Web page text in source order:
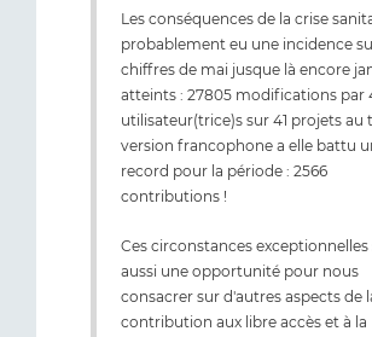
Les conséquences de la crise
probablement eu une incidence
chiffres de mai jusque là encore
atteints : 27805 modifications par
utilisateur(trice)s sur 41 projets au
version francophone a elle battu
record pour la période : 2566
contributions !
Ces circonstances
aussi une opportunité pour nous
consacrer sur d'autres aspects de
contribution aux libre accès et à la